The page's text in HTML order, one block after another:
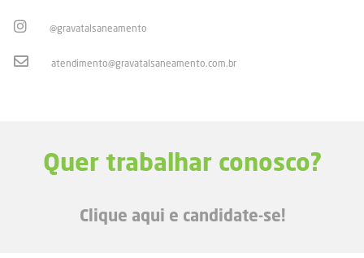
@gravatalsaneamento
atendimento@gravatalsaneamento.com.br
Quer trabalhar conosco?
Clique aqui e candidate-se!